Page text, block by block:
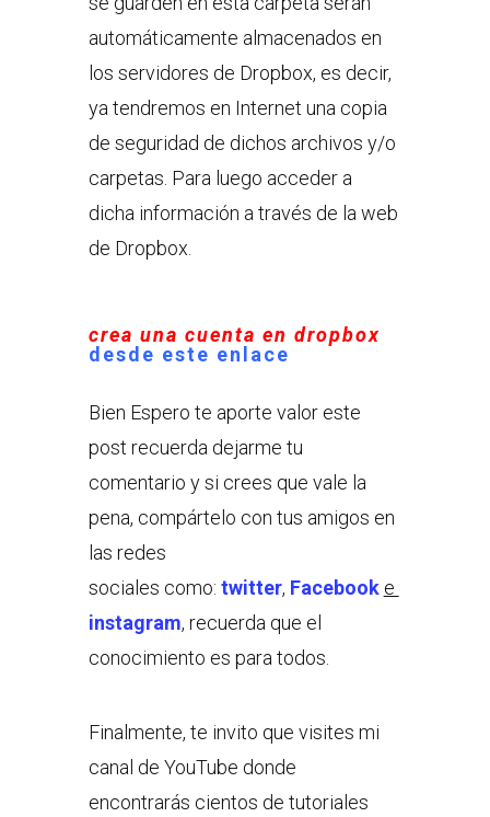
automáticamente almacenados en
los servidores de Dropbox, es decir,
ya tendremos en Internet una copia
de seguridad de dichos archivos y/o
carpetas. Para luego acceder a
dicha información a través de la web
de Dropbox.
crea una cuenta en dropbox
desde este enlace
Bien Espero te aporte valor este
post recuerda dejarme tu
comentario y si crees que vale la
pena, compártelo con tus amigos en
las redes
sociales como: twitter, Facebook e
instagram, recuerda que el
conocimiento es para todos.
Finalmente, te invito que visites mi
canal de YouTube donde
encontrarás cientos de tutoriales